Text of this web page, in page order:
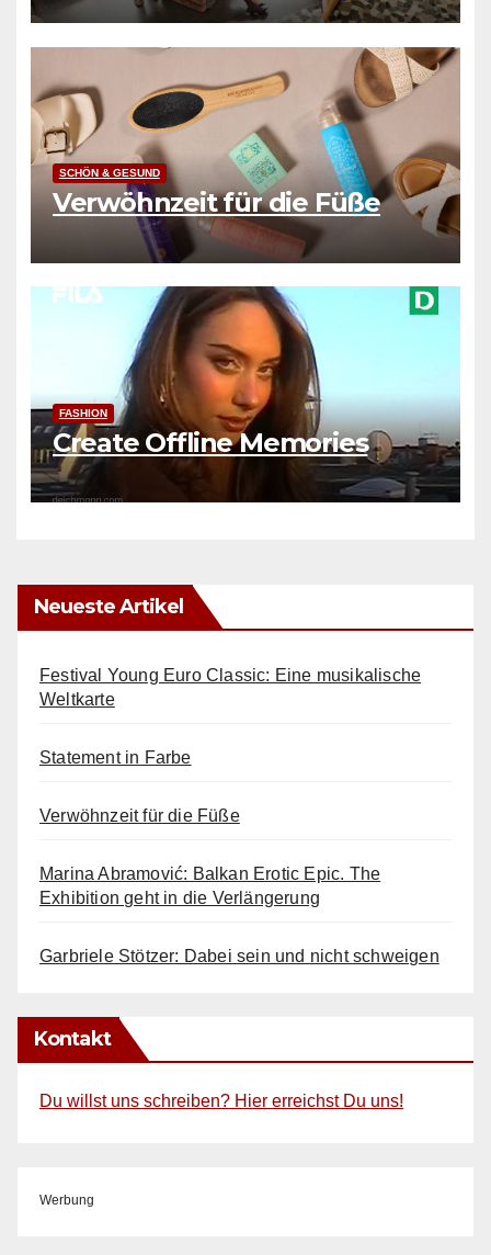
SCHÖN & GESUND
Verwöhnzeit für die Füße
FASHION
Create Offline Memories
Neueste Artikel
Festival Young Euro Classic: Eine musikalische
Weltkarte
Statement in Farbe
Verwöhnzeit für die Füße
Marina Abramović: Balkan Erotic Epic. The
Exhibition geht in die Verlängerung
Garbriele Stötzer: Dabei sein und nicht schweigen
Kontakt
Du willst uns schreiben? Hier erreichst Du uns!
Werbung